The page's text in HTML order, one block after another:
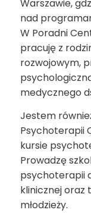
Warszawie,
nad
W Poradni
pracuję z
rozwojowym,
medycznego
Jestem
Psychoterapii
kursie
Prowadzę
psychoterapii
klinicznej oraz
młodzieży.